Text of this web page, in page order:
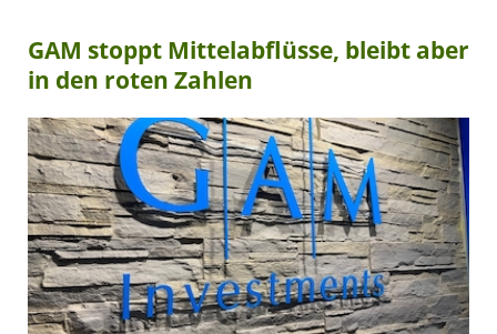
GAM stoppt Mittelabflüsse, bleibt aber
in den roten Zahlen